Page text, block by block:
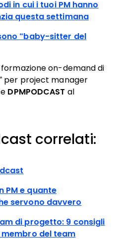
in cui i tuoi PM hanno
questa settimana
“baby-sitter del
formazione on-demand di
” per project manager
DPMPODCAST al
correlati:
PM e quante
servono davvero
di progetto: 9 consigli
del team